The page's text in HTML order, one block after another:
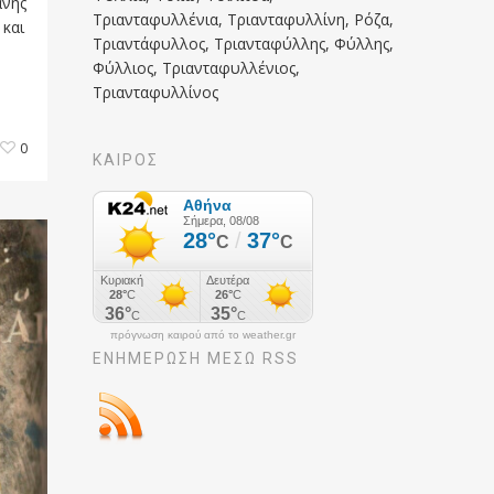
0
Τριανταφυλλένια, Τριανταφυλλίνη, Ρόζα,
Τριαντάφυλλος, Τριανταφύλλης, Φύλλης,
Φύλλιος, Τριανταφυλλένιος,
Τριανταφυλλίνος
ΚΑΙΡΟΣ
πρόγνωση καιρού από το weather.gr
ΕΝΗΜΈΡΩΣΉ ΜΕΣΩ RSS